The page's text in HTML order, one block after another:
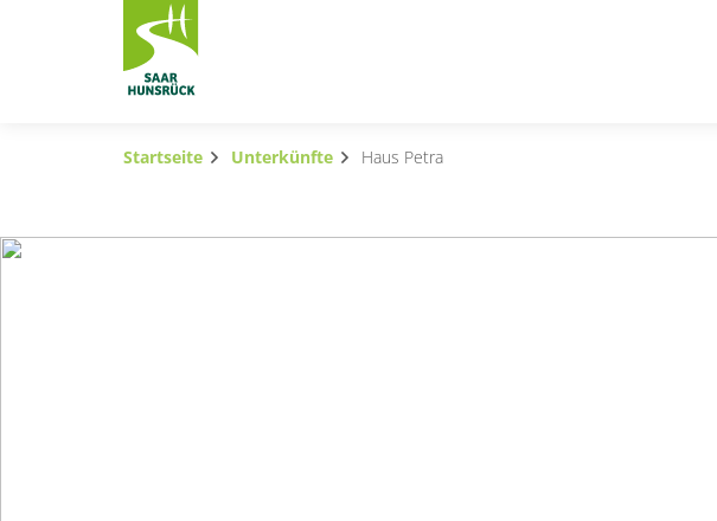
Zum Hauptinhalt springen
Subnavigation umschalten
Startseite Unterkünfte Haus Petra